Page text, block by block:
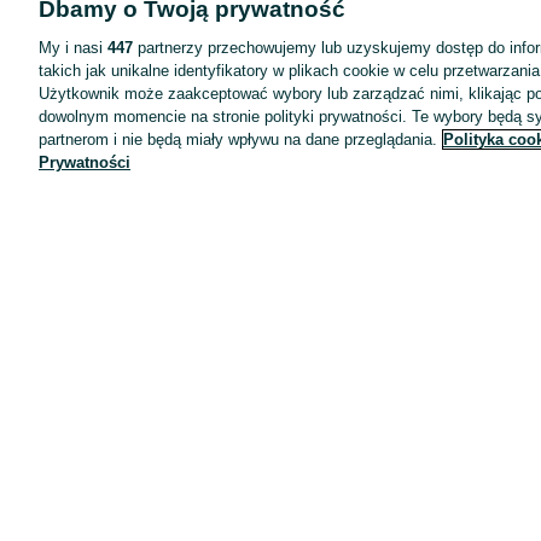
Wyróżnione ogłoszenia
Oferta dla firm
Blog
Regulamin
Polityka prywatności
Dbamy o Twoją prywatność
My i nasi 447 partnerzy przechowujemy lub uzyskujemy dostęp do
takich jak unikalne identyfikatory w plikach cookie w celu
Użytkownik może zaakceptować wybory lub zarządzać nimi, klikając
dowolnym momencie na stronie polityki prywatności. Te wybory będą
partnerom i nie będą miały wpływu na dane przeglądania. Polityka
Prywatności